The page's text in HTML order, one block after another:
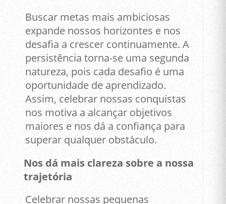
Buscar metas mais ambiciosas
expande nossos horizontes e nos
desafia a crescer continuamente. A
persistência torna-se uma segunda
natureza, pois cada desafio é uma
oportunidade de aprendizado.
Assim, celebrar nossas conquistas
nos motiva a alcançar objetivos
maiores e nos dá a confiança para
superar qualquer obstáculo.
Nos dá mais clareza sobre a nossa
trajetória
Celebrar nossas pequenas